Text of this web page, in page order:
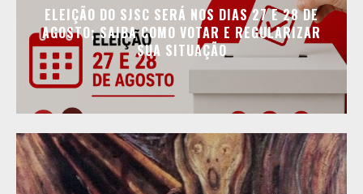
ELEIÇÃO DO SJSC SERÁ NOS DIAS 27 E 28 DE
AGOSTO; SAIBA COMO VOTAR E REGULARIZAR
SUA SITUAÇÃO